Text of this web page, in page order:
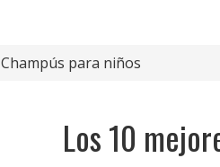
Champús para niños
Los 10